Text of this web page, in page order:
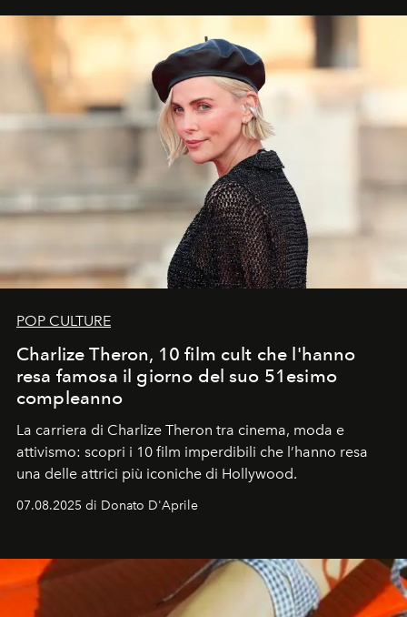
POP CULTURE
Charlize Theron, 10 film cult che l'hanno
resa famosa il giorno del suo 51esimo
compleanno
La carriera di Charlize Theron tra cinema, moda e
attivismo: scopri i 10 film imperdibili che l’hanno resa
una delle attrici più iconiche di Hollywood.
07.08.2025 di Donato D'Aprile